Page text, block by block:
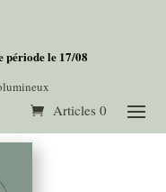
période le 17/08
Articles 0